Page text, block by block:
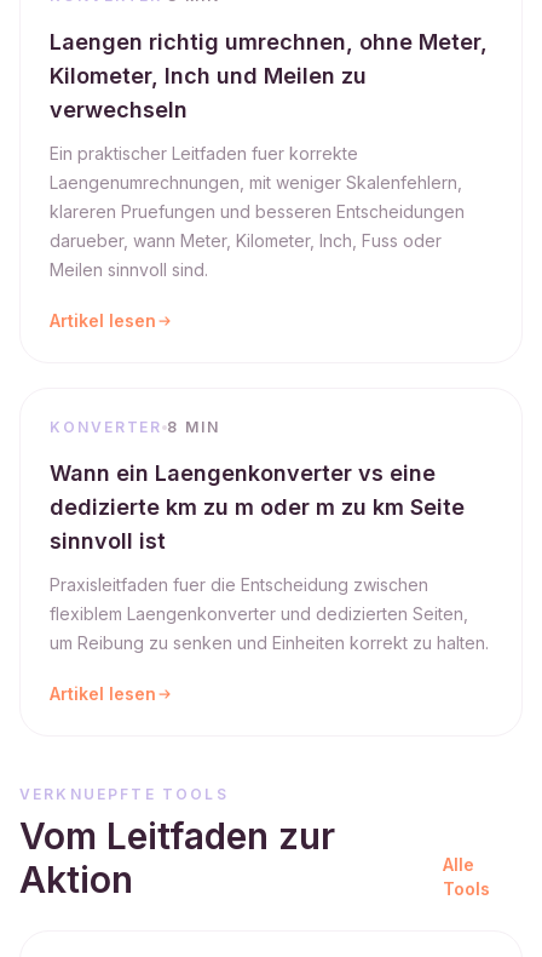
Laengen richtig umrechnen, ohne Meter,
Kilometer, Inch und Meilen zu
verwechseln
Ein praktischer Leitfaden fuer korrekte
Laengenumrechnungen, mit weniger Skalenfehlern,
klareren Pruefungen und besseren Entscheidungen
darueber, wann Meter, Kilometer, Inch, Fuss oder
Meilen sinnvoll sind.
Artikel lesen
KONVERTER 8 MIN
Wann ein Laengenkonverter vs eine
dedizierte km zu m oder m zu km Seite
sinnvoll ist
Praxisleitfaden fuer die Entscheidung zwischen
flexiblem Laengenkonverter und dedizierten Seiten,
um Reibung zu senken und Einheiten korrekt zu halten.
Artikel lesen
VERKNUEPFTE TOOLS
Vom Leitfaden zur
Aktion
Alle
Tools